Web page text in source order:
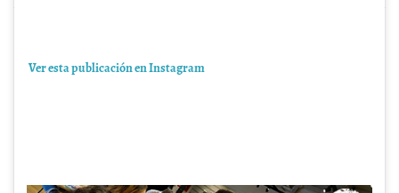
Ver esta publicación en Instagram